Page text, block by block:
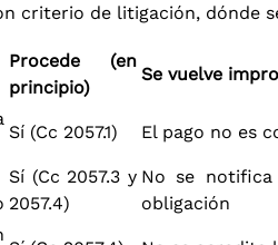
criterio de litigación, dónde
Procede (en
principio)
Se vuelve
Sí (Cc 2057.1) El pago no es
Sí (Cc 2057.3 y
2057.4)
No se
obligación